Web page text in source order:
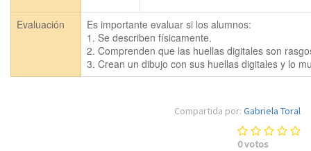
Evaluación
Es importante evaluar si los alumnos:
1. Se describen físicamente.
2. Comprenden que las huellas digitales son
3. Crean un dibujo con sus huellas digitales y lo
Compartida por: Gabriela Toral
0votos